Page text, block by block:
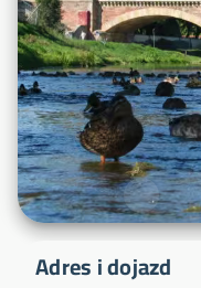
Adres i dojazd